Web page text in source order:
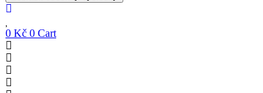
0 Kč 0 Cart